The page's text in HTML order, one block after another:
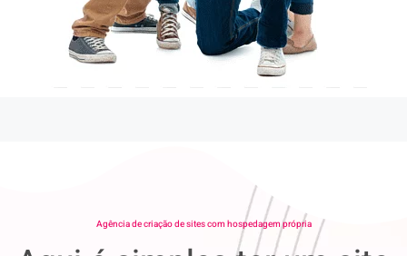
Agência de criação de sites com hospedagem própria